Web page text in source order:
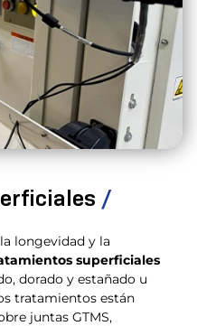
/
longevidad y la
superficiales
dorado y estañado u
tratamientos están
juntas GTMS,